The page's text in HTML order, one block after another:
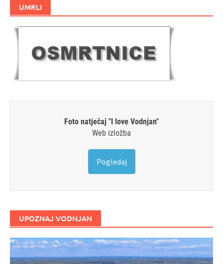
UMRLI
Foto natječaj "I love Vodnjan"
Web izložba
Pogledaj
UPOZNAJ VODNJAN